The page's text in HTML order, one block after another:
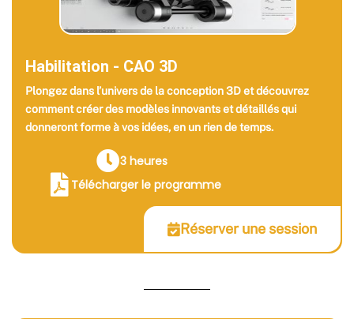
Habilitation - CAO 3D
Plongez dans l’univers de la conception 3D et découvrez
comment créer des modèles innovants et détaillés qui
donneront forme à vos idées, en un rien de temps.
3 heures
Télécharger le programme
Réserver une session